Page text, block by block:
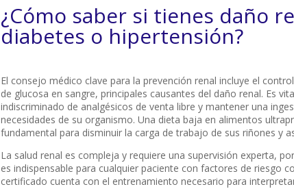
¿Cómo saber si tienes daño
diabetes o hipertensión?
El consejo médico clave para la prevención renal incluye el
de glucosa en sangre, principales causantes del daño renal. Es
indiscriminado de analgésicos de venta libre y mantener una
necesidades de su organismo. Una dieta baja en alimentos
fundamental para disminuir la carga de trabajo de sus riñones y
La salud renal es compleja y requiere una supervisión experta,
es indispensable para cualquier paciente con factores de riesgo
certificado cuenta con el entrenamiento necesario para